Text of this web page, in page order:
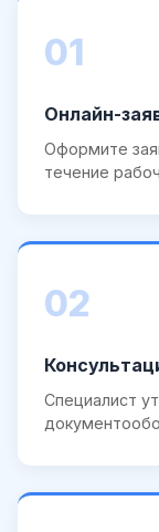
01
Онлайн-
Оформите
течение
02
Специалист